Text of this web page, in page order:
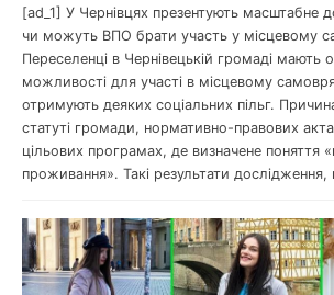
[ad_1] У Чернівцях презентують масштабне
чи можуть ВПО брати участь у місцевому
Переселенці в Чернівецькій громаді мають
можливості для участі в місцевому
отримують деяких соціальних пільг.
статуті громади, нормативно-правових
цільових програмах, де визначене поняття
проживання». Такі результати